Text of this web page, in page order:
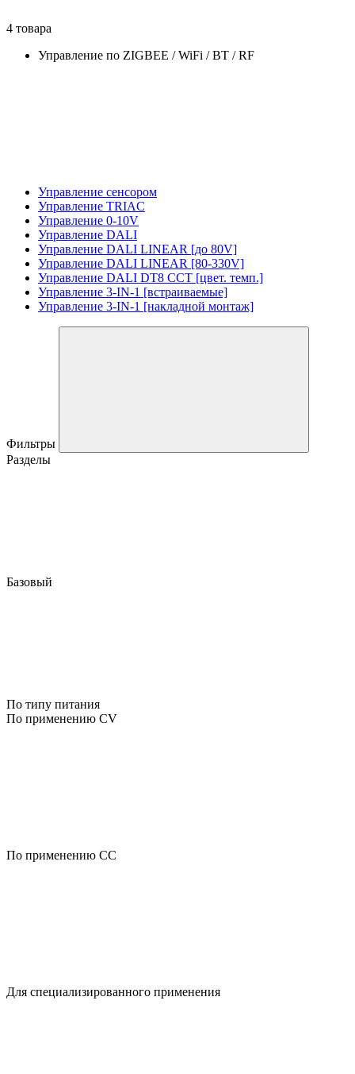
4 товара
Управление по ZIGBEE / WiFi / BT / RF
Управление сенсором
Управление TRIAC
Управление 0-10V
Управление DALI
Управление DALI LINEAR [до 80V]
Управление DALI LINEAR [80-330V]
Управление DALI DT8 CCT [цвет. темп.]
Управление 3-IN-1 [встраиваемые]
Управление 3-IN-1 [накладной монтаж]
Фильтры
Разделы
Базовый
По типу питания
По применению CV
По применению CC
Для специализированного применения